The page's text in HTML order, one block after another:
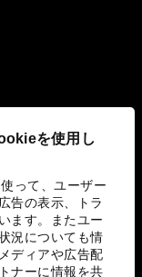
を使用し
って、ユーザー
告の表示、トラ
ます。またユー
況についても情
ディアや広告配
ナーに情報を共